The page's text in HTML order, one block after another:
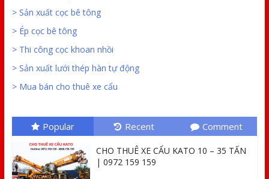
> Sản xuất cọc bê tông
> Ép cọc bê tông
> Thi công cọc khoan nhồi
> Sản xuất lưới thép hàn tự động
> Mua bán cho thuê xe cẩu
Popular Recent Comment
CHO THUÊ XE CẨU KATO 10 – 35 TẤN
| 0972 159 159